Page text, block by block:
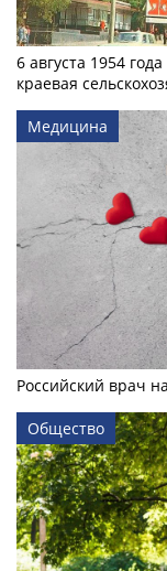
6 августа 1954
краевая
Медицина
Российский врач
Общество